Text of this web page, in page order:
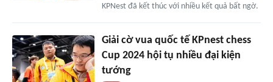
KPNest đã kết thúc với nhiều kết quả bất ngờ.
Giải cờ vua quốc tế KPnest chess
Cup 2024 hội tụ nhiều đại kiện
tướng